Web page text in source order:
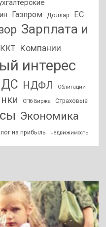
Газпром Доллар ЕС
Зарплата и
ККТ Компании
интерес
НДФЛ Облигации
СПб Биржа Страховые
Экономика
на прибыль недвижимость